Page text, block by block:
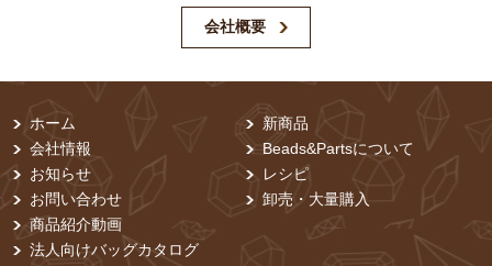
会社概要
ホーム
会社情報
お知らせ
お問い合わせ
商品紹介動画
法人向けバッグカタログ
新商品
Beads&Partsについて
レシピ
卸売・⼤量購⼊